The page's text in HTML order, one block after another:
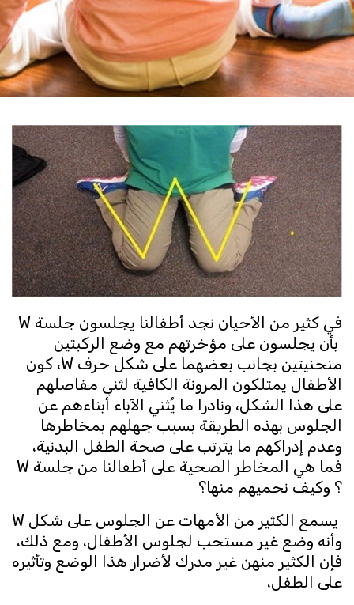
في كثير من الأحيان نجد أطفالنا يجلسون جلسة W
بأن يجلسون على مؤخرتهم مع وضع الركبتين
منحنيتين بجانب بعضهما على شكل حرف W، كون
الأطفال يمتلكون المرونة الكافية لثني مفاصلهم
على هذا الشكل، ونادرا ما يُثني الآباء أبناءهم عن
الجلوس بهذه الطريقة بسبب جهلهم بمخاطرها
وعدم إدراكهم ما يترتب على صحة الطفل البدنية،
فما هي المخاطر الصحية على أطفالنا من جلسة W
؟ وكيف نحميهم منها؟
يسمع الكثير من الأمهات عن الجلوس على شكل W
وأنه وضع غير مستحب لجلوس الأطفال، ومع ذلك،
فإن الكثير منهن غير مدرك لأضرار هذا الوضع وتأثيره
على الطفل،